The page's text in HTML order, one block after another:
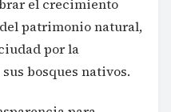
el crecimiento
patrimonio natural,
por la
bosques nativos.